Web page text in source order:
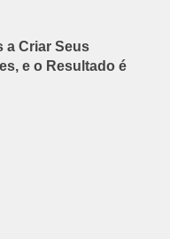
a Criar Seus
e o Resultado é